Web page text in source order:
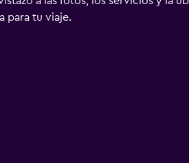
para tu viaje.